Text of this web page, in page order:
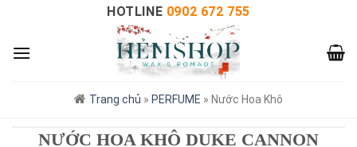
HOTLINE 0902 672 755
Trang chủ » PERFUME » Nước Hoa Khô
NƯỚC HOA KHÔ DUKE CANNON